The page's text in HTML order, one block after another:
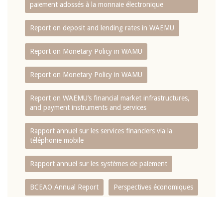
paiement adossés à la monnaie électronique
Report on deposit and lending rates in WAEMU
Report on Monetary Policy in WAMU
Report on Monetary Policy in WAMU
Report on WAEMU’s financial market infrastructures,
and payment instruments and services
Rapport annuel sur les services financiers via la
téléphonie mobile
Rapport annuel sur les systèmes de paiement
BCEAO Annual Report Perspectives économiques